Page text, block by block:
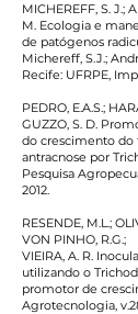
MICHEREFF, S. J.;
M. Ecologia e
de patógenos
Michereff, S.J.;
Recife: UFRPE,
PEDRO, E.A.S.;
GUZZO, S. D.
do crescimento do
antracnose por
Pesquisa
2012.
RESENDE, M.L.;
VON PINHO, R.G.;
VIEIRA, A. R.
utilizando o
promotor de
Agrotecnologia,